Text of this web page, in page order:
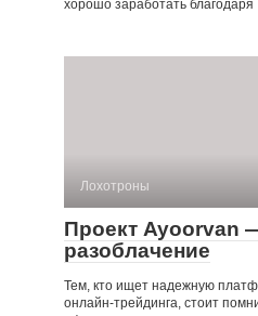
хорошо заработать благодаря
Лохотроны
Проект Ayoorvan
разоблачение
Тем, кто ищет надежную
онлайн-трейдинга, стоит